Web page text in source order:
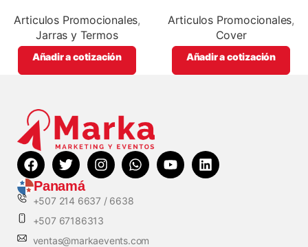
Articulos Promocionales,
Jarras y Termos
Añadir a cotización
Articulos Promocionales,
Cover
Añadir a cotización
Panamá
+507 214 6637 / 6638
+507 67186313
ventas@markaevents.com